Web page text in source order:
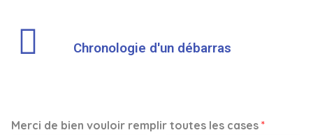
Chronologie d'un débarras
Merci de bien vouloir remplir toutes les cases *